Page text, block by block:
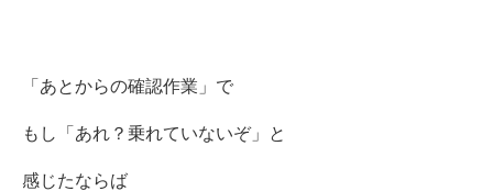
「あとからの確認作業」で
もし「あれ？乗れていないぞ」と
感じたならば